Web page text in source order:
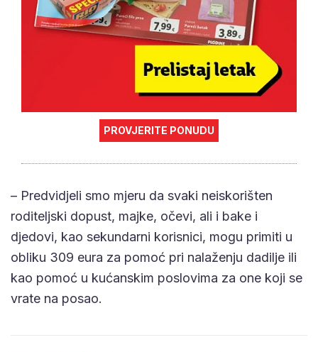
PROVJERITE PONUDU
– Predvidjeli smo mjeru da svaki neiskorišten
roditeljski dopust, majke, očevi, ali i bake i
djedovi, kao sekundarni korisnici, mogu primiti u
obliku 309 eura za pomoć pri nalaženju dadilje ili
kao pomoć u kućanskim poslovima za one koji se
vrate na posao.